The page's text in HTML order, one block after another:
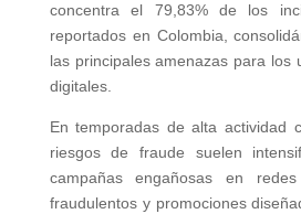
concentra el 79,83% de los
reportados en Colombia,
las principales amenazas para los
digitales.
En temporadas de alta actividad
riesgos de fraude suelen
campañas engañosas en
fraudulentos y promociones